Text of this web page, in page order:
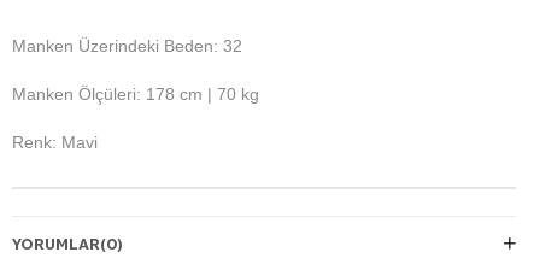
Manken Üzerindeki Beden: 32
Manken Ölçüleri: 178 cm | 70 kg
Renk: Mavi
YORUMLAR(0)